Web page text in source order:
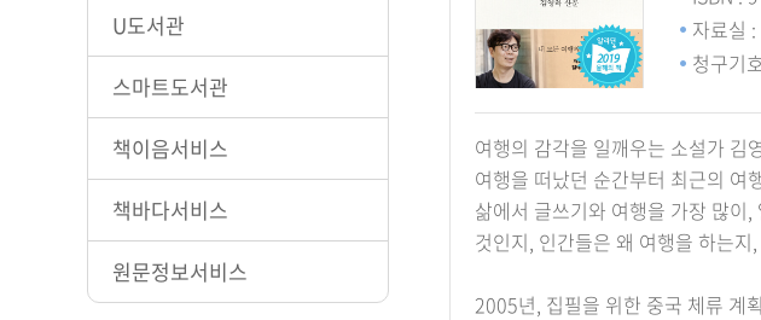
U도서관
스마트도서관
책이음서비스
책바다서비스
원문정보서비스
자료실
청구기
여행의 감각을 일깨우는 소설가 김
여행을 떠났던 순간부터 최근의 여
삶에서 글쓰기와 여행을 가장 많이
것인지, 인간들은 왜 여행을 하는
2005년, 집필을 위한 중국 체류 계